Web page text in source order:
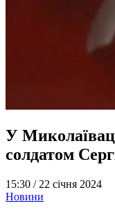
У
солдатом
15:30 / 22 січня 2024
Новини